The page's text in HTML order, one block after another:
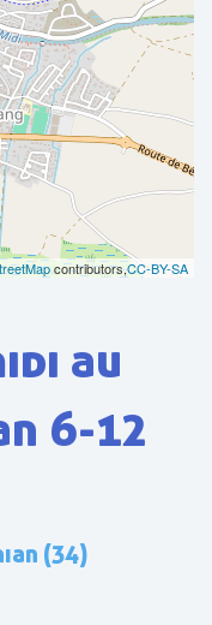
contributors,CC-BY-SA
au
6-12
(34)